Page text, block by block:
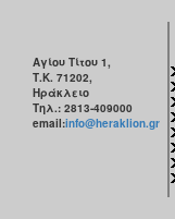
Αγίου Τίτου 1,
Τ.Κ. 71202,
Ηράκλειο
Τηλ.: 2813-409000
email:info@heraklion.gr